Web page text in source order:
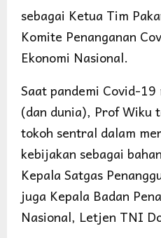
sebagai Ketua Tim
Komite Penanganan
Ekonomi Nasional.
Saat pandemi Covid-
(dan dunia), Prof Wiku
tokoh sentral dalam
kebijakan sebagai
Kepala Satgas
juga Kepala Badan
Nasional, Letjen TNI